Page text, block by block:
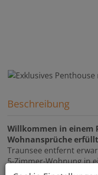
Beschreibung
Willkommen in einem
Wohnansprüche
Traunsee entfernt
5-Zimmer-Wohnung in
Wohnlagen Gmundens.